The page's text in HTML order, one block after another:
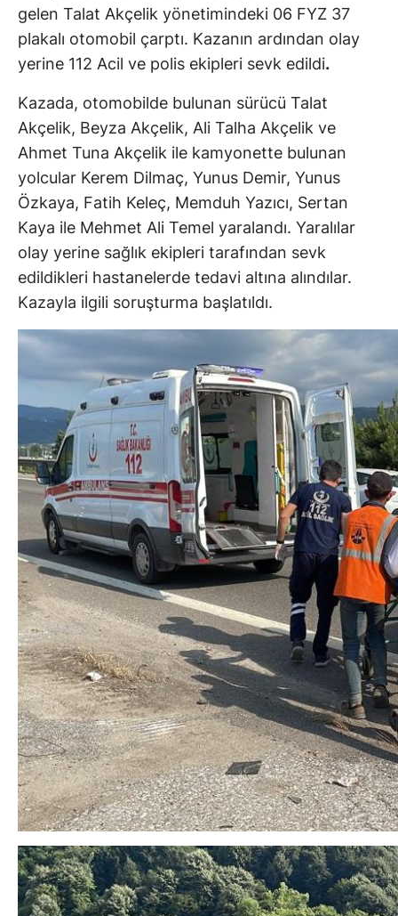
gelen Talat Akçelik yönetimindeki 06 FYZ 37
plakalı otomobil çarptı. Kazanın ardından olay
yerine 112 Acil ve polis ekipleri sevk edildi.
Kazada, otomobilde bulunan sürücü Talat
Akçelik, Beyza Akçelik, Ali Talha Akçelik ve
Ahmet Tuna Akçelik ile kamyonette bulunan
yolcular Kerem Dilmaç, Yunus Demir, Yunus
Özkaya, Fatih Keleç, Memduh Yazıcı, Sertan
Kaya ile Mehmet Ali Temel yaralandı. Yaralılar
olay yerine sağlık ekipleri tarafından sevk
edildikleri hastanelerde tedavi altına alındılar.
Kazayla ilgili soruşturma başlatıldı.